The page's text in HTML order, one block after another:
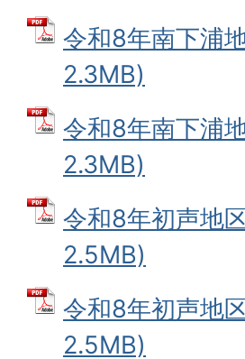
令和8年南下浦
2.3MB)
令和8年南下浦
2.3MB)
令和8年初声地
2.5MB)
令和8年初声地
2.5MB)